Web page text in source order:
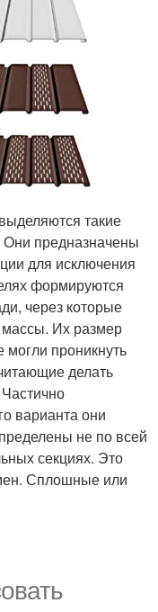
такие
предназначены
для исключения
формируются
через которые
Их размер
могли проникнуть
делать
варианта они
не по всей
секциях. Это
Сплошные или